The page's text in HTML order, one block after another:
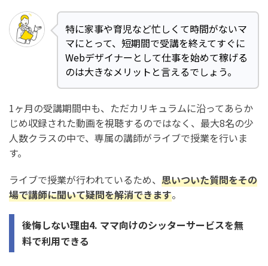
特に家事や育児など忙しくて時間がないマ
マにとって、短期間で受講を終えてすぐに
Webデザイナーとして仕事を始めて稼げる
のは大きなメリットと言えるでしょう。
1ヶ月の受講期間中も、ただカリキュラムに沿ってあらか
じめ収録された動画を視聴するのではなく、最大8名の少
人数クラスの中で、専属の講師がライブで授業を行いま
す。
ライブで授業が行われているため、 思いついた質問をその
場で講師に聞いて疑問を解消できます。
後悔しない理由4. ママ向けのシッターサービスを無
料で利用できる